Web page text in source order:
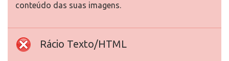
conteúdo das suas imagens.
Rácio Texto/HTML